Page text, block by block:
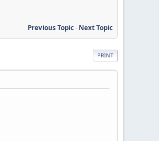
Previous Topic- Next Topic
PRINT